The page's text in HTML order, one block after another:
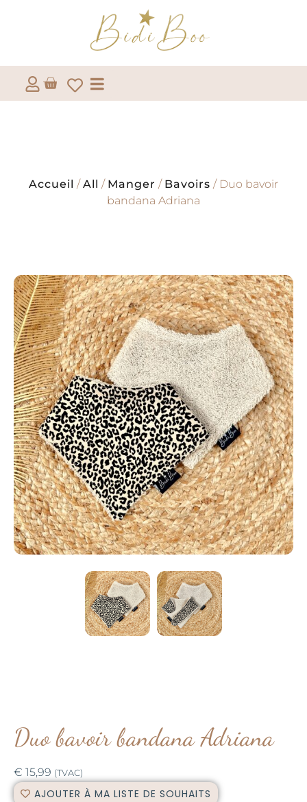
Accueil /All / Manger / Bavoirs / Duo bavoir
bandana Adriana
Duo bavoir bandana Adriana
€ 15,99 (TVAC)
AJOUTER À MA LISTE DE SOUHAITS